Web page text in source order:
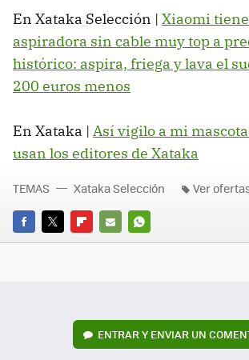
En Xataka Selección | Xiaomi
aspiradora sin cable muy top a
histórico: aspira, friega y lava el
200 euros menos
En Xataka | Así vigilo a mi
usan los editores de Xataka
FACEBOOK
TWITTERFLIPBOARD
E-
WHATSAPP
TEMAS Xataka Selección Ver
ENTRAR Y ENVIAR UN